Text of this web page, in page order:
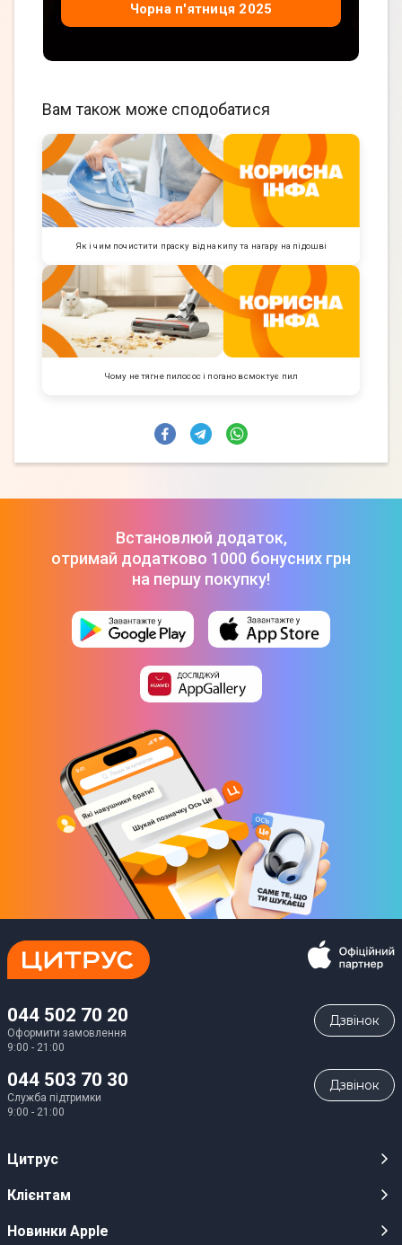
Чорна п'ятниця 2025
Вам також може сподобатися
Як і чим почистити праску від накипу та нагару на підошві
Чому не тягне пилосос і погано всмоктує пил
Встановлюй додаток,
отримай додатково 1000 бонусних грн
на першу покупку!
044 502 70 20
Оформити замовлення
9:00 - 21:00
Дзвiнок
044 503 70 30
Служба підтримки
9:00 - 21:00
Дзвiнок
Цитрус
Кар’єра
Клієнтам
Публічні оферти
Новинки Apple